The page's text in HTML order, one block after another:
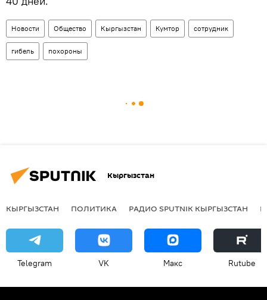
Новости Общество Кыргызстан Кумтор сотрудник
гибель похороны
Кыргызстан
КЫРГЫЗСТАН ПОЛИТИКА РАДИО SPUTNIK КЫРГЫЗСТАН
Telegram VK Макс Rutube